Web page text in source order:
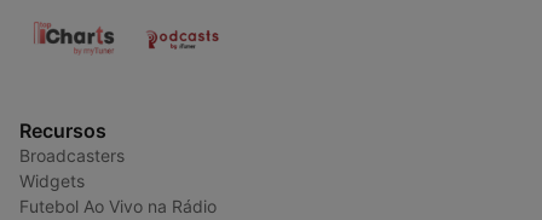
Recursos
Broadcasters
Widgets
Futebol Ao Vivo na Rádio